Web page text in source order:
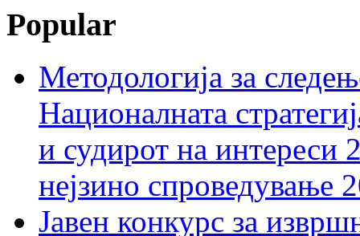
Popular
Методологија за
Националната
и судирот на интереси
нејзино спроведување
Јавен конкурс за